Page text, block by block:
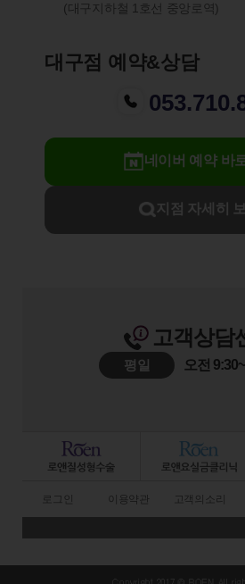
(대구지하철 1호선 중앙로역)
대구점 예약&상담
네이버 예약 바
지점 자세히 보
고객상담
평일 오전
로그인 이용약관 고객의소리